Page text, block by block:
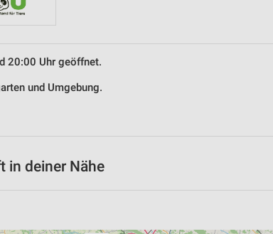
20:00 Uhr geöffnet.
und Umgebung.
in deiner Nähe